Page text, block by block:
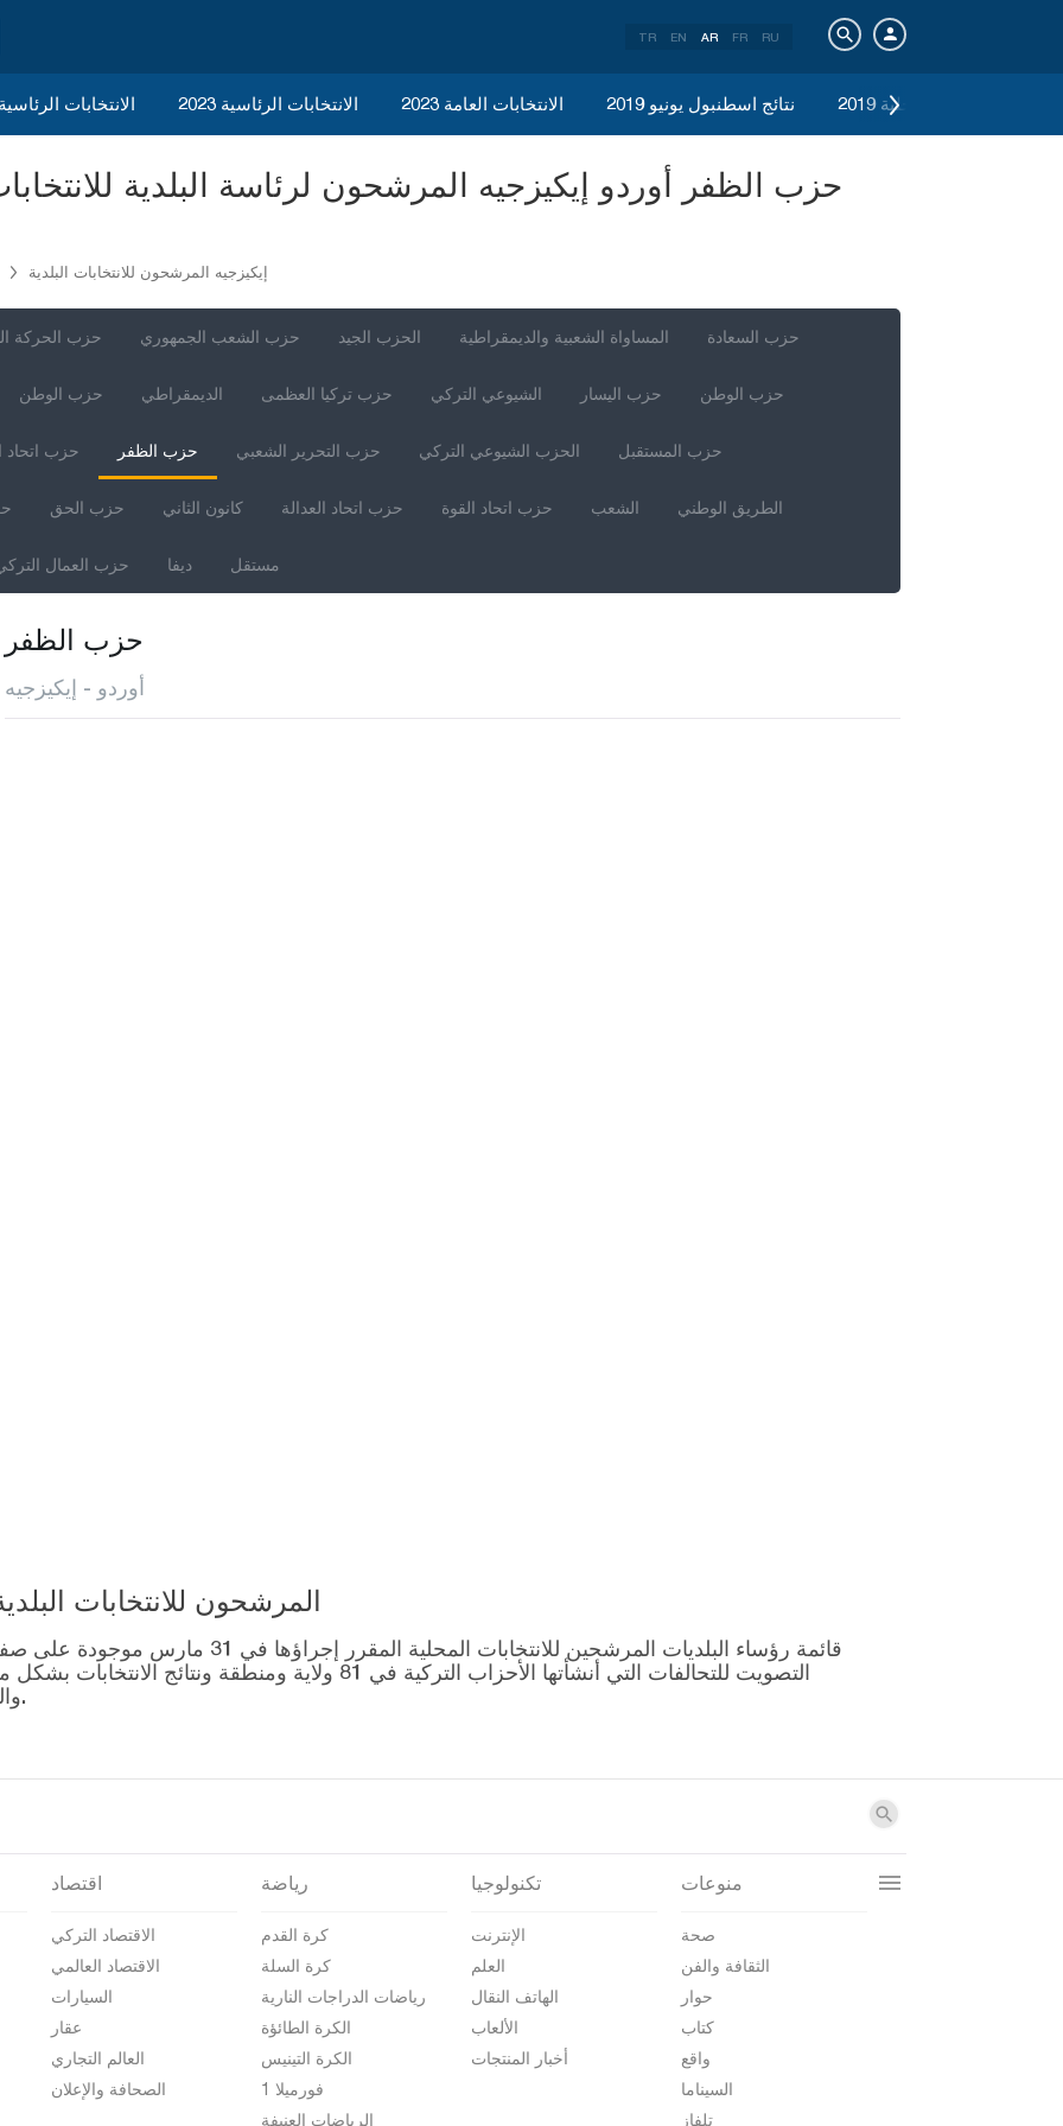
TR EN AR FR RU
2023 الانتخابات الانتخابات الرئاسية 2023 الانتخابات العامة 2023 نتائج اسطنبول يونيو 2019 الانتخابات المحلية 2019
إيكيزجيه المرشحون للانتخابات البلدية
حزب الحركة حزب الشعب الجمهوري الحزب الجيد المساواة الشعبية والديمقراطية حزب السعادة
حزب الوطن الديمقراطي حزب تركيا العظمى الشيوعي التركي حزب اليسار حزب الوطن
حزب اتحاد حزب الظفر حزب التحرير الشعبي الحزب الشيوعي التركي حزب المستقبل
حزب الحق كانون الثاني حزب اتحاد العدالة حزب اتحاد القوة الشعب الطريق الوطني
حزب العمال ديفا مستقل
حزب الظفر
أوردو - إيكيزجيه
المرشحون للانتخابات البلدية المحلية –
قائمة رؤساء البلديات المرشحين للانتخابات
التصويت للتحالفات التي أنشأتها الأحزاب التركية في 81
والمرشحين على صفحة نتائج الانتخابات 2024.
اقتصاد
الاقتصاد التركي
الاقتصاد العالمي
السيارات
عقار
العالم التجاري
الصحافة والإعلان
رياضة
كرة القدم
كرة السلة
رياضات الدراجات النارية
الكرة الطائؤة
الكرة التينيس
فورميلا 1
الرياضات العنيفة
تكنولوجيا
الإنترنت
العلم
الهاتف النقال
الألعاب
أخبار المنتجات
منوعات
صحة
الثقافة والفن
حوار
كتاب
واقع
السيناما
تلفاز